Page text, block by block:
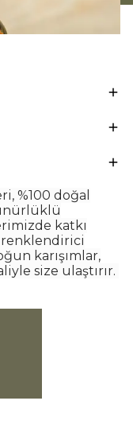
%100 doğal
katkı
renklendirici
karışımlar,
size ulaştırır.